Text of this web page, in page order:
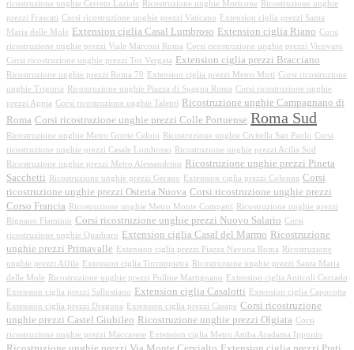
ricostruzione unghie Cerreto Laziale
Ricostruzione unghie Moricone
Ricostruzione unghie
prezzi Frascati Corsi ricostruzione unghie prezzi Vaticano
Extension ciglia prezzi Santa
Maria delle Mole Extension ciglia Casal Lumbroso Extension ciglia Riano Corsi
ricostruzione unghie prezzi Viale Marconi Roma Corsi ricostruzione unghie prezzi Vicovaro
Corsi ricostruzione unghie prezzi Tor Vergata Extension ciglia prezzi Bracciano
Ricostruzione unghie prezzi Roma 70 Extension ciglia prezzi Metro Mirti Corsi ricostruzione
unghie Trigoria
Ricostruzione unghie Piazza di Spagna Roma Corsi ricostruzione unghie
prezzi Appia Corsi ricostruzione unghie Talenti Ricostruzione unghie Campagnano di
Roma Corsi ricostruzione unghie prezzi Colle Portuense Roma Sud
Ricostruzione unghie Metro Grotte Celoni Ricostruzione unghie Civitella San Paolo Corsi
ricostruzione unghie prezzi Casale Lombroso
Ricostruzione unghie prezzi Acilia Sud
Ricostruzione unghie prezzi Metro Alessandrino Ricostruzione unghie prezzi Pineta
Sacchetti
Ricostruzione unghie prezzi Gerano Extension ciglia prezzi Colonna Corsi
ricostruzione unghie prezzi Osteria Nuova Corsi ricostruzione unghie prezzi
Corso Francia
Ricostruzione unghie Metro Monte Compatri
Ricostruzione unghie prezzi
Rignano Flaminio Corsi ricostruzione unghie prezzi Nuovo Salario Corsi
ricostruzione unghie Quadraro Extension ciglia Casal del Marmo Ricostruzione
unghie prezzi Primavalle
Extension ciglia prezzi Piazza Navona Roma
Ricostruzione
unghie prezzi Affile
Extension ciglia Torrimpietra
Ricostruzione unghie prezzi Santa Maria
delle Mole
Ricostruzione unghie prezzi Polline Martignano
Extension ciglia Anticoli Corrado
Extension ciglia prezzi Sallustiano Extension ciglia Casalotti
Extension ciglia Capocotta
Extension ciglia prezzi Dragona
Extension ciglia prezzi Casape Corsi ricostruzione
unghie prezzi Castel Giubileo Ricostruzione unghie prezzi Olgiata Corsi
ricostruzione unghie prezzi Maccarese
Extension ciglia Metro Amba Aradama Ipponio